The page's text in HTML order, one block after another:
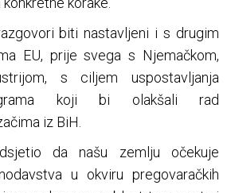
biti nastavljeni i s drugim
EU, prije svega s Njemačkom,
s ciljem uspostavljanja
koji bi olakšali rad
iz BiH.
da našu zemlju očekuje
u okviru pregovaračkih